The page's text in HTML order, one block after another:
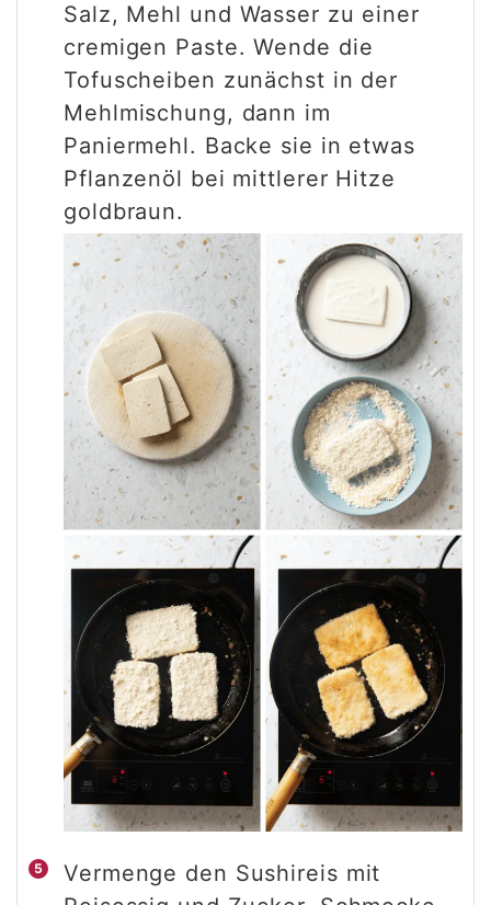
Salz, Mehl und Wasser zu einer
cremigen Paste. Wende die
Tofuscheiben zunächst in der
Mehlmischung, dann im
Paniermehl. Backe sie in etwas
Pflanzenöl bei mittlerer Hitze
goldbraun.
Vermenge den Sushireis mit